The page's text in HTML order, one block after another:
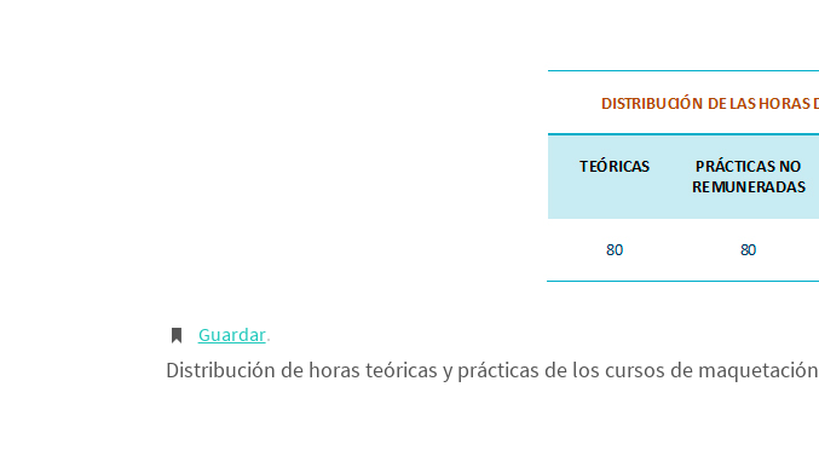
Guardar.
Distribución de horas teóricas y prácticas de los cursos de maquetación